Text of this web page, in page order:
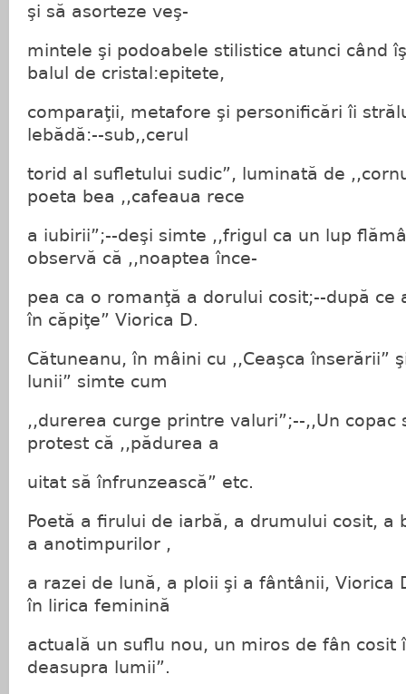
şi să asorteze veş-
mintele şi podoabele stilistice atunci când
balul de cristal:epitete,
comparaţii, metafore şi personificări îi
lebădă:--sub,,cerul
torid al sufletului sudic”, luminată de
poeta bea ,,cafeaua rece
a iubirii”;--deşi simte ,,frigul ca un lup
observă că ,,noaptea înce-
pea ca o romanţă a dorului cosit;--după ce
în căpiţe” Viorica D.
Cătuneanu, în mâini cu ,,Ceaşca înserării”
lunii” simte cum
,,durerea curge printre valuri”;--,,Un copac
protest că ,,pădurea a
uitat să înfrunzească” etc.
Poetă a firului de iarbă, a drumului cosit, a
a anotimpurilor ,
a razei de lună, a ploii şi a fântânii, Viorica
în lirica feminină
actuală un suflu nou, un miros de fân cosit
deasupra lumii”.